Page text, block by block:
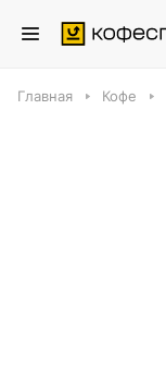
Главная Кофе